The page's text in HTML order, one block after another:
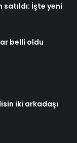
İşte yeni
belli oldu
iki arkadaşı